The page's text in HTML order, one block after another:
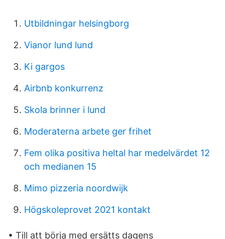
Utbildningar helsingborg
Vianor lund lund
Ki gargos
Airbnb konkurrenz
Skola brinner i lund
Moderaterna arbete ger frihet
Fem olika positiva heltal har medelvärdet 12
och medianen 15
Mimo pizzeria noordwijk
Högskoleprovet 2021 kontakt
• Till att börja med ersätts dagens